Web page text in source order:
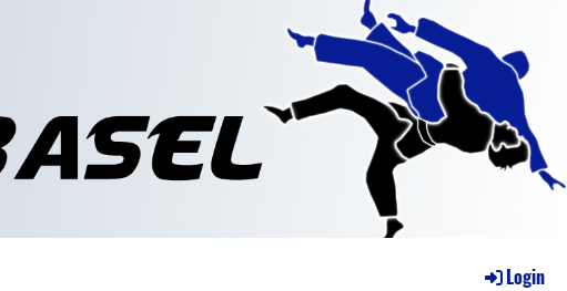
Login